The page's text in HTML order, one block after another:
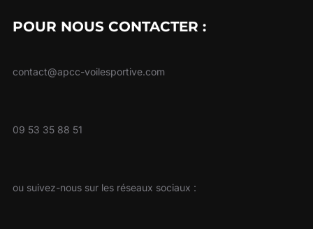
POUR NOUS CONTACTER :
contact@apcc-voilesportive.com
09 53 35 88 51
ou suivez-nous sur les réseaux sociaux :